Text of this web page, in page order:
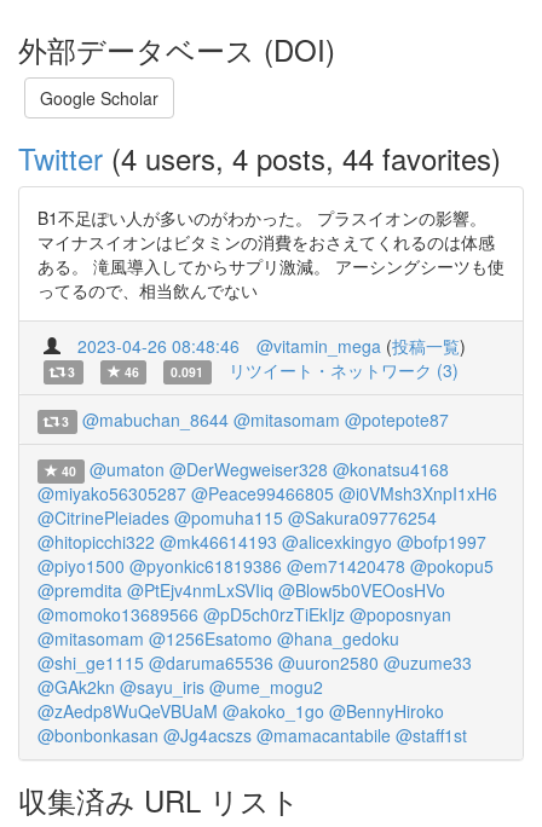
外部データベース (DOI)
Google Scholar
Twitter (4 users, 4 posts, 44 favorites)
B1不足ぽい人が多いのがわかった。 プラスイオンの影響。
マイナスイオンはビタミンの消費をおさえてくれるのは体感
ある。 滝風導入してからサプリ激減。 アーシングシーツも使
ってるので、相当飲んでない
2023-04-26 08:48:46 @vitamin_mega (投稿一覧)
3 46 0.091 リツイート・ネットワーク (3)
3 @mabuchan_8644 @mitasomam @potepote87
40 @umaton @DerWegweiser328 @konatsu4168
@miyako56305287 @Peace99466805 @i0VMsh3XnpI1xH6
@CitrinePleiades @pomuha115 @Sakura09776254
@hitopicchi322 @mk46614193 @alicexkingyo @bofp1997
@piyo1500 @pyonkic61819386 @em71420478 @pokopu5
@premdita @PtEjv4nmLxSVIiq @Blow5b0VEOosHVo
@momoko13689566 @pD5ch0rzTiEkIjz @poposnyan
@mitasomam @1256Esatomo @hana_gedoku
@shi_ge1115 @daruma65536 @uuron2580 @uzume33
@GAk2kn @sayu_iris @ume_mogu2
@zAedp8WuQeVBUaM @akoko_1go @BennyHiroko
@bonbonkasan @Jg4acszs @mamacantabile @staff1st
収集済み URL リスト